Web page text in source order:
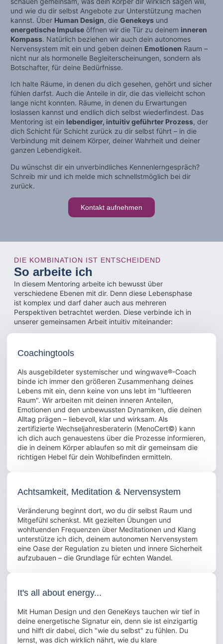
und wie du dir selbst Angebote zur Unterstützung machen
kannst. Über Human Design, die Genekeys und
energetische Impulse öffnen wir die Tür zu deinem inneren
Kompass. Natürlich beziehen wir auch dein autonomes
Nervensystem mit ein und geben deinen Emotionen Raum –
nicht nur als hormonelle Begleiterscheinungen, sondern als
Botschafter, für deine Bedürfnisse.
Ich halte Räume, in denen du dich gesehen, gehört und sicher
fühlen darfst. Auch die Anteile in dir, die das vielleicht schon
lange nicht konnten. Räume, in denen du Erwartungen
loslassen kannst und endlich dich selbst wiederfindest. Das
Mentoring ist ein lebendiger, intuitiv geführter Prozess, der
dich Schicht für Schicht zurück zu dir selbst führt – in die
Verbindung mit deinem Körper, deiner Wahrheit und deiner
ganzen Lebendigkeit. ​
Du wünschst dir ein unverbindliches Kennenlerngespräch?
Schreib mir und ich melde mich schnellstmöglich bei dir
zurück. ​
Kontakt aufnehmen
DIE KOMBINATION IST ENTSCHEIDEND
So arbeite ich
In diesem Mentoring arbeite ich bewusst über
verschiedene Ebenen mit dir. Denn diese Lebensphase
ist komplex und darf daher auch aus mehreren
Perspektiven betrachtet werden. Diese verbinde ich in
unserer gemeinsamen Arbeit intuitiv miteinander:
Coachingtools
Als ausgebildeter systemischer und wingwave®-Coach
binde ich immer den größeren Zusammenhang deines
Lebens mit ein, denn keine von uns lebt im "luftleeren
Raum". Wir arbeiten mit deinen inneren Anteilen,
Emotionen und den unbewussten Dynamiken, die deinen
Alltag prägen – liebevoll, klar und wirksam. Als
zertifizierte Wechseljahresberaterin (MenoCert©) kann
ich dich auch genauestens über die Prozesse informieren,
die in deinem Körper ablaufen so mit dir gemeinsam die
richtigen Hebel für dein Wohlbefinden ermitteln.
Achtsamkeit, Meditation & Nervensystem
Veränderung beginnt dort, wo du dir selbst Raum und
Mitgefühl schenkst. Mit gezielten Übungen und
wohltuenden Frequenzen über Meditationen und Klang
unterstütze ich dich, deinem autonomen Nervensystem
eine Oase der Regulation zu bieten und innere Sicherheit
aufzubauen – die Grundlage für echten Wandel.
It's all about energy...
Mit Human Design und den GeneKeys tauchen wir tief in
deine energetische Signatur ein, denn sie ist einzigartig
und hilft dir dabei, dich "wie du selbst" zu fühlen. Du
lernst, was dich wirklich nährt, wie du klare